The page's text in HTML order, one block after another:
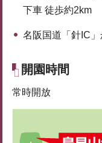
下車 徒歩約2km
名阪国道「針IC
開園時間
常時開放